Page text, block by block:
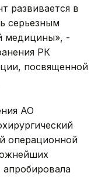
развивается в
серьезным
медицины», -
РК
посвященной
АО
операционной